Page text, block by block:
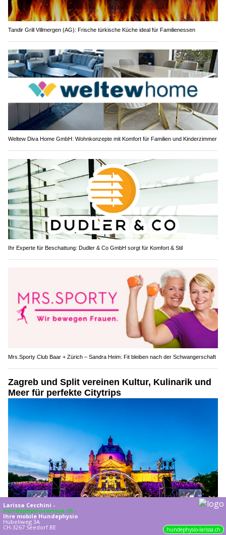
Tandir Grill Villmergen (AG): Frische türkische Küche ideal für Familienessen
Weltew Diva Home GmbH: Wohnkonzepte mit Komfort für Familien und Kinderzimmer
Ihr Experte für Beschattung: Dudler & Co GmbH sorgt für Komfort & Stil
Mrs.Sporty Club Baar + Zürich – Sandra Heim: Fit bleiben nach der Schwangerschaft
Zagreb und Split vereinen Kultur, Kulinarik und
Meer für perfekte Citytrips